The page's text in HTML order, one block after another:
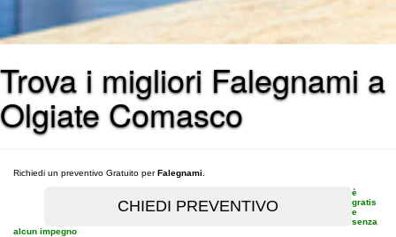
Trova i migliori Falegnami a
Olgiate Comasco
Richiedi un preventivo Gratuito perFalegnami
è
gratis
e
senza
alcun impegno